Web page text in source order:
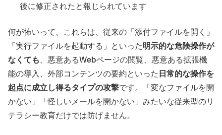
後に修正されたと報じられています
何が怖いって、これらは、従来の「添付ファイルを開く」
「実行ファイルを起動する」といった明示的な危険操作が
なくても、悪意あるWebページの閲覧、悪意ある拡張機
能の導入、外部コンテンツの要約といった日常的な操作を
起点に成立し得るタイプの攻撃です。「変なファイルを開
かない」「怪しいメールを開かない」みたいな従来型のリ
テラシー教育だけでは防げません。